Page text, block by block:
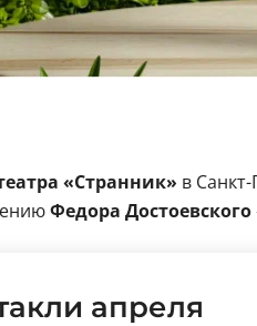
«Странник» в
Федора Достоевского
апреля